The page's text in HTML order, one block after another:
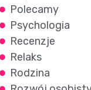
Polecamy
Psychologia
Recenzje
Relaks
Rodzina